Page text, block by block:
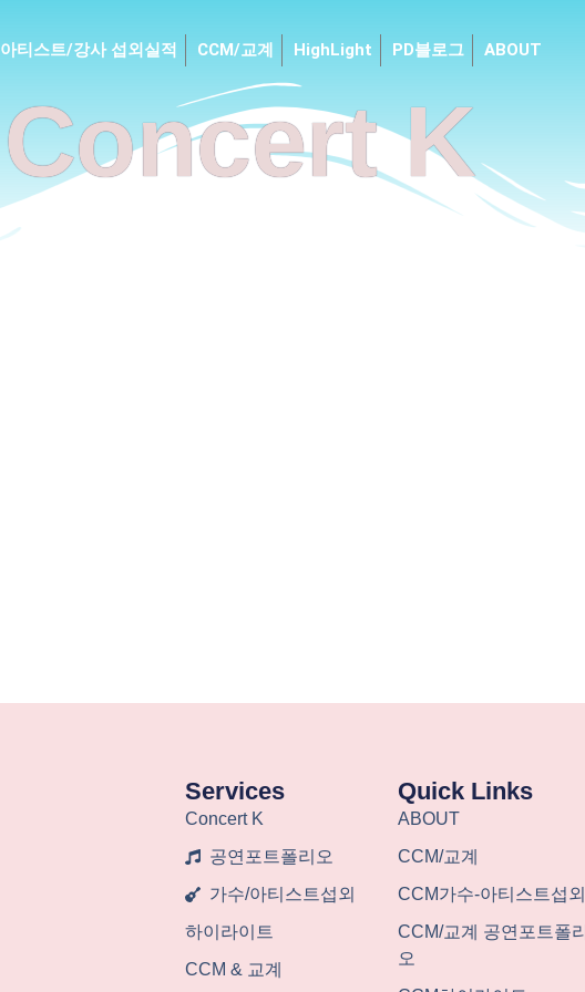
Concert K
아티스트/강사 섭외실적 CCM/교계 HighLight PD블로그 ABOUT
Services
Concert K
공연포트폴리오
가수/아티스트섭외
하이라이트
CCM & 교계
Quick Links
ABOUT
CCM/교계
CCM가수-아티스트섭외
CCM/교계 공연포트폴리
오